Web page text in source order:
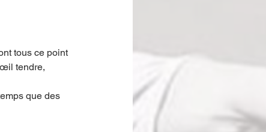
tous ce point
œil tendre,
que des